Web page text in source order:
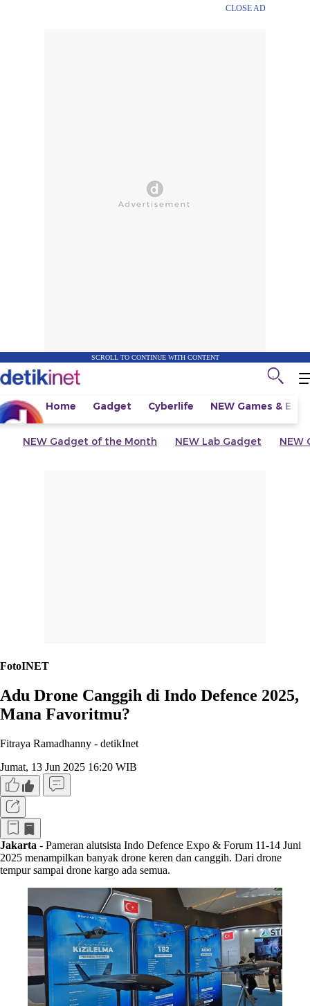
CLOSE AD
SCROLL TO CONTINUE WITH CONTENT
Home Gadget Cyberlife NEW Games &
NEW Gadget of the Month NEW Lab Gadget NEW
FotoINET
Adu Drone Canggih di Indo Defence 2025,
Mana Favoritmu?
Fitraya Ramadhanny - detikInet
Jumat, 13 Jun 2025 16:20 WIB
Jakarta - Pameran alutsista Indo Defence Expo & Forum 11-14 Juni
2025 menampilkan banyak drone keren dan canggih. Dari drone
tempur sampai drone kargo ada semua.